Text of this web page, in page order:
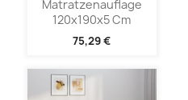
Matratzenauflage
120x190x5 Cm
75,29 €